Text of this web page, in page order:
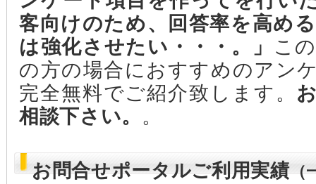
客向けのため、回答率を高め
は強化させたい・・・。
」 こ
の方の場合におすすめのアン
完全無料でご紹介致します。
相談下さい。 。
お問合せポータルご利用実績（